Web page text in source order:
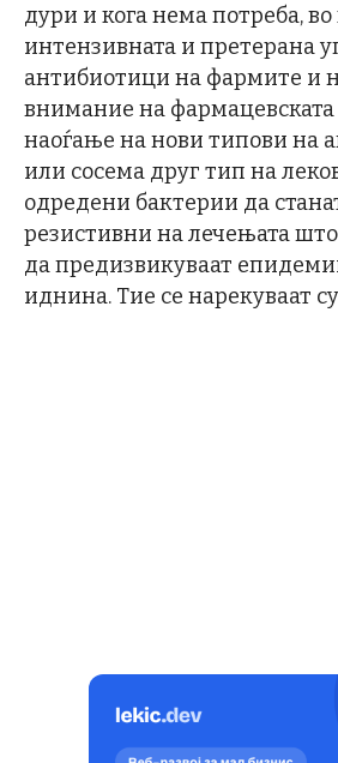
дури и кога нема потреба,
интензивната и претерана
антибиотици на фармите и
внимание на фармацевската
наоѓање на нови типови на
или сосема друг тип на
одредени бактерии да
резистивни на лечењата што
да предизвикуваат
иднина. Тие се нарекуваат